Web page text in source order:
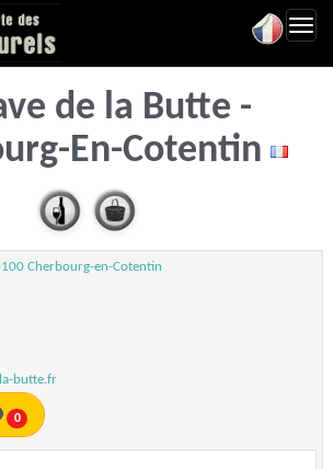
de la Butte -
En-Cotentin
Cherbourg-en-Cotentin
butte.fr
0